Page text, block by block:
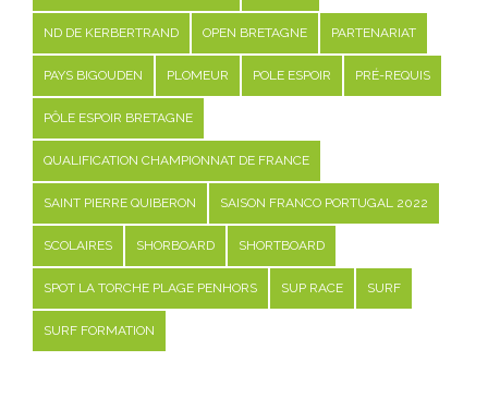
ND DE KERBERTRAND OPEN BRETAGNE PARTENARIAT
PAYS BIGOUDEN PLOMEUR POLE ESPOIR PRÉ-REQUIS
PÔLE ESPOIR BRETAGNE
QUALIFICATION CHAMPIONNAT DE FRANCE
SAINT PIERRE QUIBERON SAISON FRANCO PORTUGAL 2022
SCOLAIRES SHORBOARD SHORTBOARD
SPOT LA TORCHE PLAGE PENHORS SUP RACE SURF
SURF FORMATION